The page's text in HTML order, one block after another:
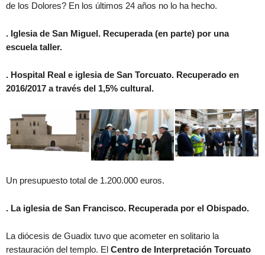
de los Dolores? En los últimos 24 años no lo ha hecho.
. Iglesia de San Miguel. Recuperada (en parte) por una
escuela taller.
. Hospital Real e iglesia de San Torcuato. Recuperado en
2016/2017 a través del 1,5% cultural.
Un presupuesto total de 1.200.000 euros.
. La iglesia de San Francisco. Recuperada por el Obispado.
La diócesis de Guadix tuvo que acometer en solitario la
restauración del templo. El Centro de Interpretación Torcuato